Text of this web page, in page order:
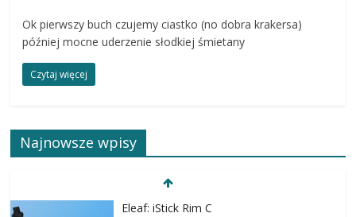
Ok pierwszy buch czujemy ciastko (no dobra krakersa)
później mocne uderzenie słodkiej śmietany
Czytaj więcej
Najnowsze wpisy
Eleaf: iStick Rim C